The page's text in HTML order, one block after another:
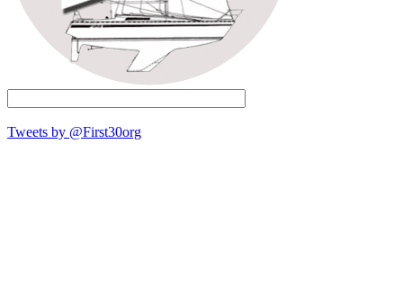
Tweets by @First30org